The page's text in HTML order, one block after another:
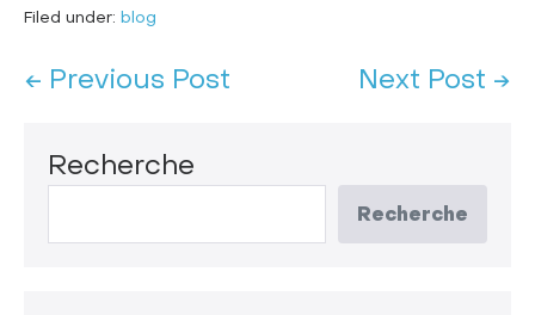
Filed under: blog
← Previous Post Next Post →
Recherche
Recherche